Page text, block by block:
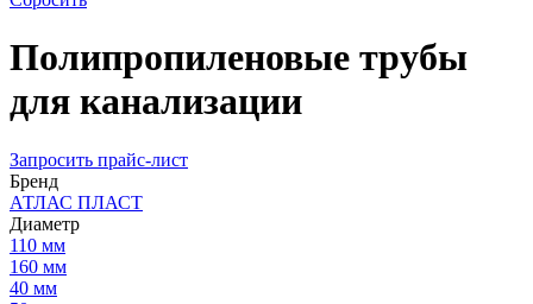
Полипропиленовые трубы
для канализации
Запросить прайс-лист
Бренд
АТЛАС ПЛАСТ
Диаметр
110 мм
160 мм
40 мм